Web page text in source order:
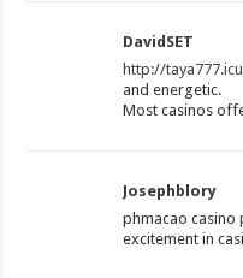
DavidSET
http://
and energetic.
Most casinos
Josephblory
phmacao casino
excitement in